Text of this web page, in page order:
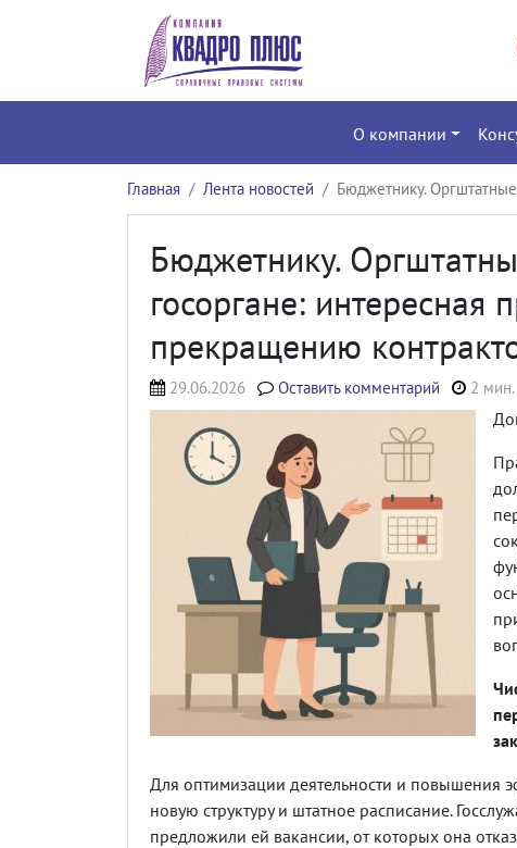
О компании
Главная Лента новостей Бюджетнику.
Бюджетнику.
госоргане: интересная
прекращению
29.06.2026 Оставить комментарий 2 мин.
Для оптимизации деятельности и повышения
новую структуру и штатное расписание.
предложили ей вакансии, от которых она